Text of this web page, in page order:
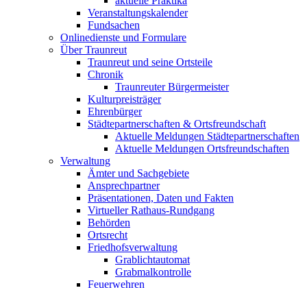
Veranstaltungskalender
Fundsachen
Onlinedienste und Formulare
Über Traunreut
Traunreut und seine Ortsteile
Chronik
Traunreuter Bürgermeister
Kulturpreisträger
Ehrenbürger
Städtepartnerschaften & Ortsfreundschaft
Aktuelle Meldungen Städtepartnerschaften
Aktuelle Meldungen Ortsfreundschaften
Verwaltung
Ämter und Sachgebiete
Ansprechpartner
Präsentationen, Daten und Fakten
Virtueller Rathaus-Rundgang
Behörden
Ortsrecht
Friedhofsverwaltung
Grablichtautomat
Grabmalkontrolle
Feuerwehren